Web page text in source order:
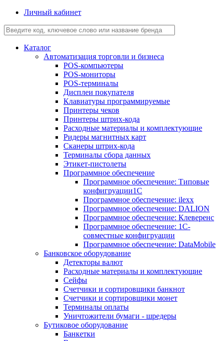
Личный кабинет
Каталог
Автоматизация торговли и бизнеса
POS-компьютеры
POS-мониторы
POS-терминалы
Дисплеи покупателя
Клавиатуры программируемые
Принтеры чеков
Принтеры штрих-кода
Расходные материалы и комплектующие
Ридеры магнитных карт
Сканеры штрих-кода
Терминалы сбора данных
Этикет-пистолеты
Программное обеспечение
Программное обеспечение: Типовые
конфигруации1С
Программное обеспечение: ilexx
Программное обеспечение: DALION
Программное обеспечение: Клеверенс
Программное обеспечение: 1С-
совместные конфигруации
Программное обеспечение: DataMobile
Банковское оборудование
Детекторы валют
Расходные материалы и комплектующие
Сейфы
Счетчики и сортировщики банкнот
Счетчики и сортировщики монет
Терминалы оплаты
Уничтожители бумаги - шредеры
Бутиковое оборудование
Банкетки